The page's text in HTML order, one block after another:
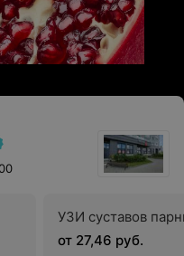
УЗИ суставов
от 27,46 руб.